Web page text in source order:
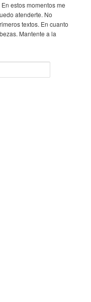
estos momentos me
atenderte. No
textos. En cuanto
Mantente a la